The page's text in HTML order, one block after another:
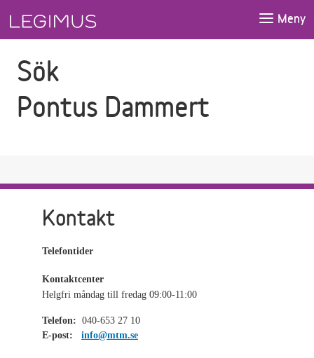
Meny
Sök
Pontus Dammert
Kontakt
Telefontider
Kontaktcenter
Helgfri måndag till fredag 09:00-11:00
Telefon: 040-653 27 10
E-post:
info@mtm.se